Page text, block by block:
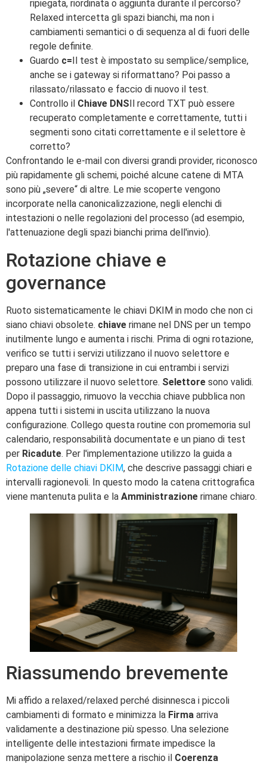
ripiegata, riordinata o aggiunta durante il percorso?
Relaxed intercetta gli spazi bianchi, ma non i
cambiamenti semantici o di sequenza al di fuori delle
regole definite.
Guardo c=Il test è impostato su semplice/semplice,
anche se i gateway si riformattano? Poi passo a
rilassato/rilassato e faccio di nuovo il test.
Controllo il Chiave DNSIl record TXT può essere
recuperato completamente e correttamente, tutti i
segmenti sono citati correttamente e il selettore è
corretto?
Confrontando le e-mail con diversi grandi provider, riconosco
più rapidamente gli schemi, poiché alcune catene di MTA
sono più „severe“ di altre. Le mie scoperte vengono
incorporate nella canonicalizzazione, negli elenchi di
intestazioni o nelle regolazioni del processo (ad esempio,
l'attenuazione degli spazi bianchi prima dell'invio).
Rotazione chiave e
governance
Ruoto sistematicamente le chiavi DKIM in modo che non ci
siano chiavi obsolete. chiave rimane nel DNS per un tempo
inutilmente lungo e aumenta i rischi. Prima di ogni rotazione,
verifico se tutti i servizi utilizzano il nuovo selettore e
preparo una fase di transizione in cui entrambi i servizi
possono utilizzare il nuovo selettore. Selettore sono validi.
Dopo il passaggio, rimuovo la vecchia chiave pubblica non
appena tutti i sistemi in uscita utilizzano la nuova
configurazione. Collego questa routine con promemoria sul
calendario, responsabilità documentate e un piano di test
per Ricadute. Per l'implementazione utilizzo la guida a
Rotazione delle chiavi DKIM, che descrive passaggi chiari e
intervalli ragionevoli. In questo modo la catena crittografica
viene mantenuta pulita e la Amministrazione rimane chiaro.
Riassumendo brevemente
Mi affido a relaxed/relaxed perché disinnesca i piccoli
cambiamenti di formato e minimizza la Firma arriva
validamente a destinazione più spesso. Una selezione
intelligente delle intestazioni firmate impedisce la
manipolazione senza mettere a rischio il Coerenza